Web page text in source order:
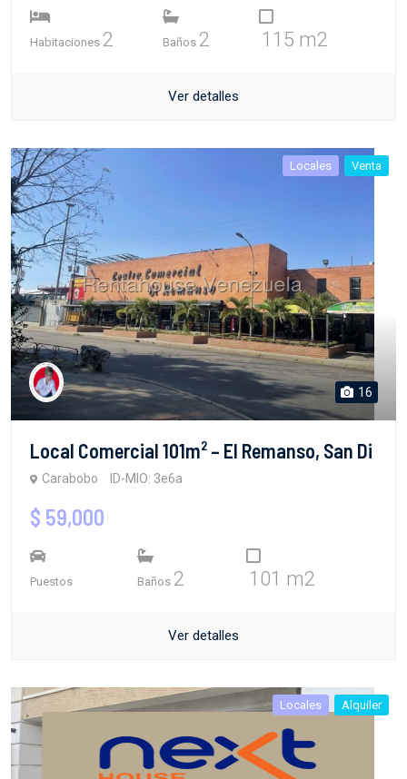
Habitaciones 2 Baños 2 115 m2
Ver detalles
Locales Venta
16
Local Comercial 101m² – El Remanso, San Di
Carabobo ID-MIO: 3e6a
$ 59,000
Puestos Baños 2 101 m2
Ver detalles
Locales Alquiler